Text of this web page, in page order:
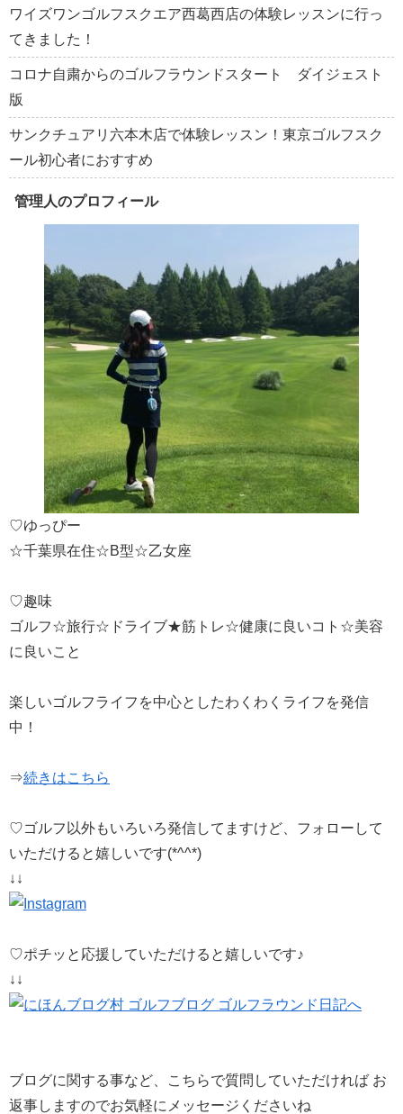
ワイズワンゴルフスクエア西葛西店の体験レッスンに行っ
てきました！
コロナ自粛からのゴルフラウンドスタート ダイジェスト
版
サンクチュアリ六本木店で体験レッスン！東京ゴルフスク
ール初心者におすすめ
管理人のプロフィール
♡ゆっぴー
☆千葉県在住☆B型☆乙女座
♡趣味
ゴルフ☆旅行☆ドライブ★筋トレ☆健康に良いコト☆美容
に良いこと
楽しいゴルフライフを中心としたわくわくライフを発信
中！
⇒続きはこちら
♡ゴルフ以外もいろいろ発信してますけど、フォローして
いただけると嬉しいです(*^^*)
↓↓
♡ポチッと応援していただけると嬉しいです♪
↓↓
ブログに関する事など、こちらで質問していただければ お
返事しますのでお気軽にメッセージくださいね